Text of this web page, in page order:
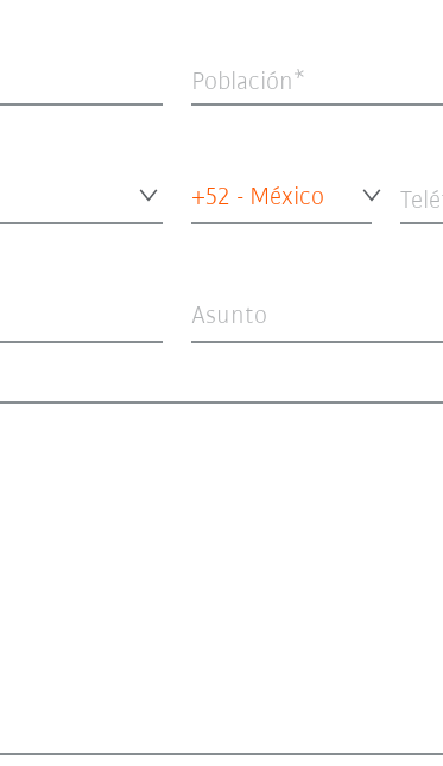
Población
+52 - México
Asunto